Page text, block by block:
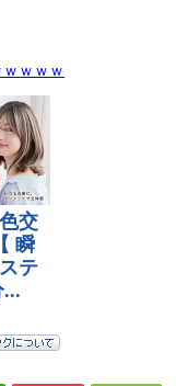
ｗｗｗ